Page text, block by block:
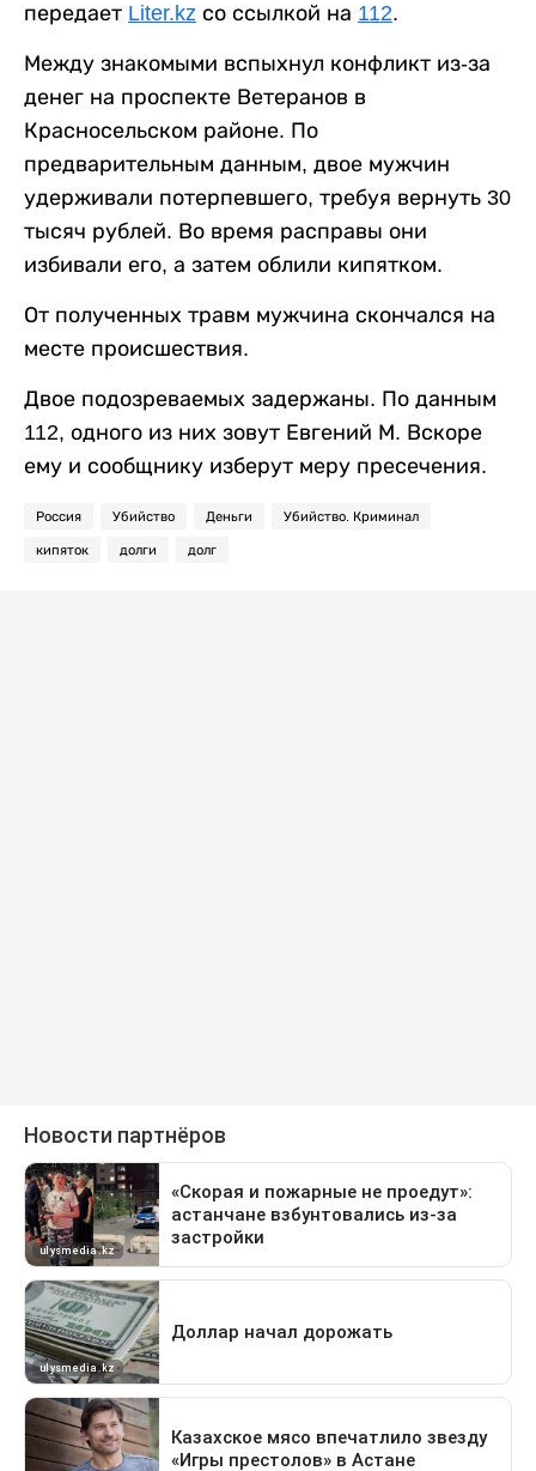
передает Liter.kz со ссылкой на 112.
Между знакомыми вспыхнул конфликт из-за
денег на проспекте Ветеранов в
Красносельском районе. По
предварительным данным, двое мужчин
удерживали потерпевшего, требуя вернуть 30
тысяч рублей. Во время расправы они
избивали его, а затем облили кипятком.
От полученных травм мужчина скончался на
месте происшествия.
Двое подозреваемых задержаны. По данным
112, одного из них зовут Евгений М. Вскоре
ему и сообщнику изберут меру пресечения.
Россия Убийство Деньги Убийство. Криминал
кипяток долги долг